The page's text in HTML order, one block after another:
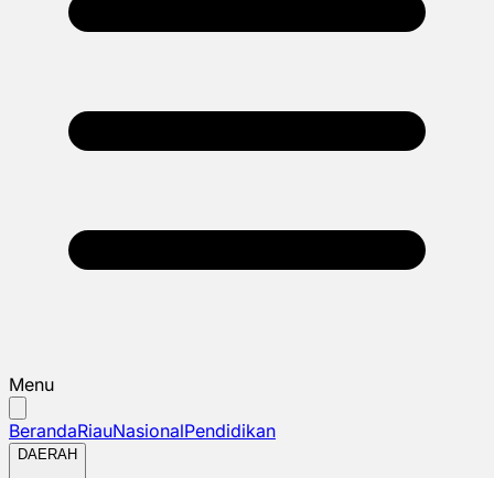
Menu
BerandaRiauNasionalPendidikan
DAERAH